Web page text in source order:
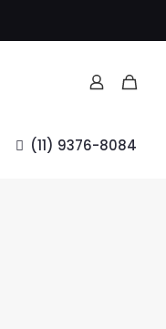
(11) 9376-8084